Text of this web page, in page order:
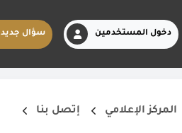
دخول المستخدمين سؤال جديد
المركز الإعلامي إتصل بنا